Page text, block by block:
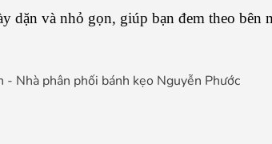
dặn và nhỏ gọn, giúp bạn đem theo bên